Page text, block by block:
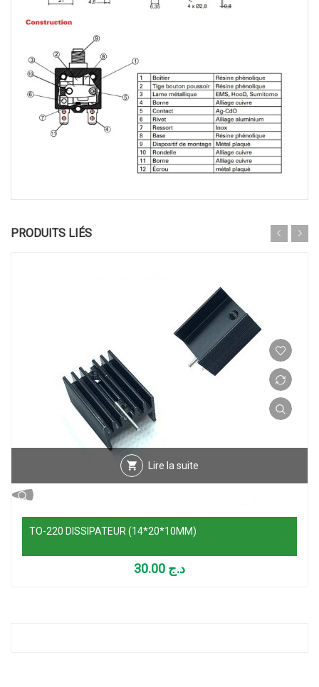
PRODUITS LIÉS
Lire la suite
TO-220 DISSIPATEUR (14*20*10MM)
د.ج